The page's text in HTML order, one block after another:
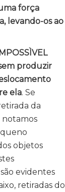
força
levando-os ao
produzir
ela. Se
da
objetos
evidentes
retiradas do